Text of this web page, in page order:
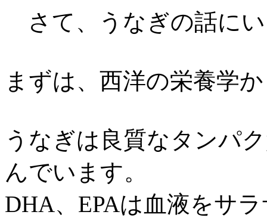
さて、うなぎの話に
まずは、西洋の栄養学
うなぎは良質なタンパ
んでいます。
DHA、EPAは血液をサ